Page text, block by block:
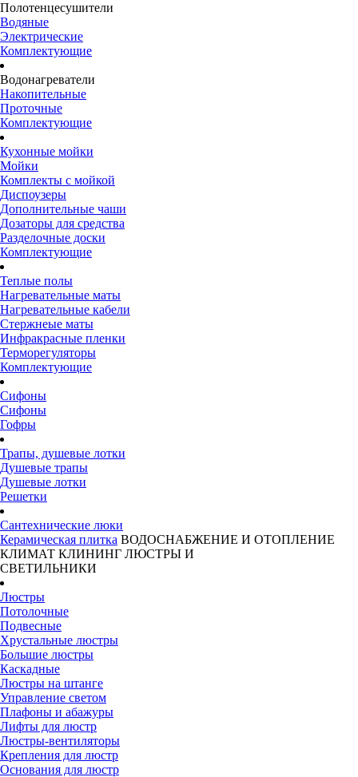
Полотенцесушители
Водяные
Электрические
Комплектующие
Водонагреватели
Накопительные
Проточные
Комплектующие
Кухонные мойки
Мойки
Комплекты с мойкой
Диспоузеры
Дополнительные чаши
Дозаторы для средства
Разделочные доски
Комплектующие
Теплые полы
Нагревательные маты
Нагревательные кабели
Стержнеые маты
Инфракрасные пленки
Терморегуляторы
Комплектующие
Сифоны
Сифоны
Гофры
Трапы, душевые лотки
Душевые трапы
Душевые лотки
Решетки
Сантехнические люки
Керамическая плитка ВОДОСНАБЖЕНИЕ И ОТОПЛЕНИЕ
КЛИМАТ КЛИНИНГ ЛЮСТРЫ И
СВЕТИЛЬНИКИ
Люстры
Потолочные
Подвесные
Хрустальные люстры
Большие люстры
Каскадные
Люстры на штанге
Управление светом
Плафоны и абажуры
Лифты для люстр
Люстры-вентиляторы
Крепления для люстр
Основания для люстр